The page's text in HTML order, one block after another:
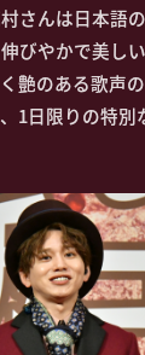
さんは日本語
びやかで美し
艶のある歌声
1日限りの特別